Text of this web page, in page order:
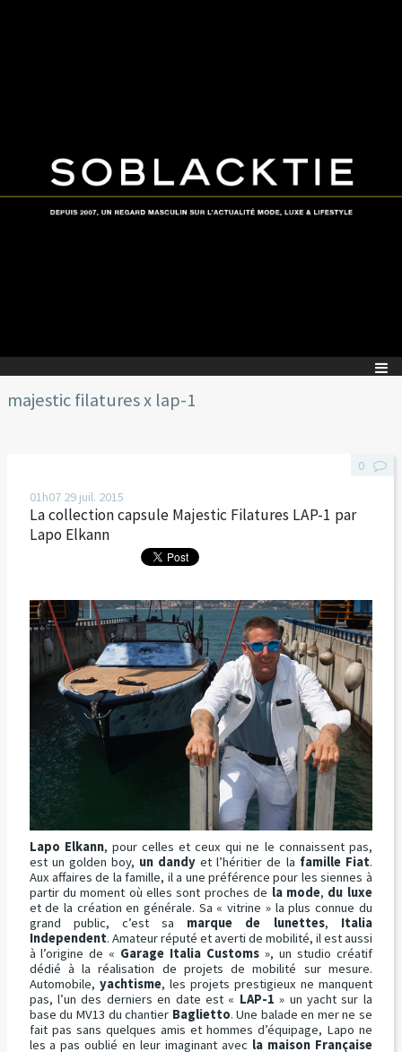
majestic filatures x lap-1
01h07 29 juil. 2015
La collection capsule Majestic Filatures LAP-1 par
Lapo Elkann
Lapo Elkann, pour celles et ceux qui ne le connaissent pas,
est un golden boy, un dandy et l’héritier de la famille Fiat.
Aux affaires de la famille, il a une préférence pour les siennes à
partir du moment où elles sont proches de la mode, du luxe
et de la création en générale. Sa « vitrine » la plus connue du
grand public, c’est sa marque de lunettes, Italia
Independent. Amateur réputé et averti de mobilité, il est aussi
à l’origine de « Garage Italia Customs », un studio créatif
dédié à la réalisation de projets de mobilité sur mesure.
Automobile, yachtisme, les projets prestigieux ne manquent
pas, l’un des derniers en date est « LAP-1 » un yacht sur la
base du MV13 du chantier Baglietto. Une balade en mer ne se
fait pas sans quelques amis et hommes d’équipage, Lapo ne
les a pas oublié en leur imaginant avec la maison Française
0